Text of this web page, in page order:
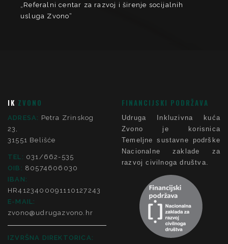
„Referalni centar za razvoj i širenje socijalnih
usluga Zvono“
IK ZVONO
ADRESA: Petra Zrinskog
23,
31551 Belišće
TEL: 031/662-535
OIB: 80574606030
IBAN:
HR4123400091110127243
E-MAIL:
zvono@udrugazvono.hr
IZVRŠNA DIREKTORICA:
FINANCIJSKI PODRŽAVA
Udruga Inkluzivna kuća
Zvono je korisnica
Temeljne sustavne podrške
Nacionalne zaklade za
razvoj civilnoga društva.